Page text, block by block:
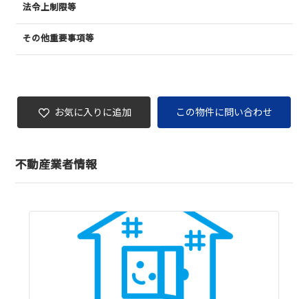
法令上制限等
その他重要事項等
お気に入りに追加 この物件に問い合わせ
不動産業者情報